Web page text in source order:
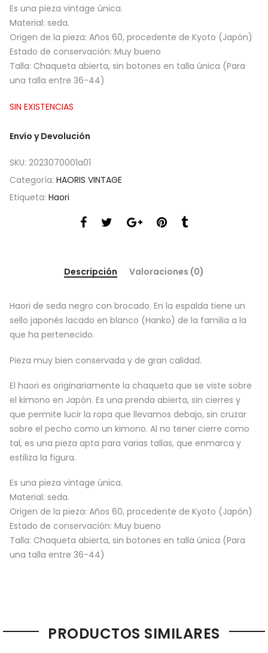
Es una pieza vintage única.
Material: seda.
Origen de la pieza: Años 60, procedente de Kyoto (Japón)
Estado de conservación: Muy bueno
Talla: Chaqueta abierta, sin botones en talla única (Para
una talla entre 36-44)
SIN EXISTENCIAS
Envío y Devolución
SKU: 2023070001a01
Categoría: HAORIS VINTAGE
Etiqueta: Haori
Descripción Valoraciones (0)
Haori de seda negro con brocado. En la espalda tiene un
sello japonés lacado en blanco (Hanko) de la familia a la
que ha pertenecido.
Pieza muy bien conservada y de gran calidad.
El haori es originariamente la chaqueta que se viste sobre
el kimono en Japón. Es una prenda abierta, sin cierres y
que permite lucir la ropa que llevamos debajo, sin cruzar
sobre el pecho como un kimono. Al no tener cierre como
tal, es una pieza apta para varias tallas, que enmarca y
estiliza la figura.
Es una pieza vintage única.
Material: seda.
Origen de la pieza: Años 60, procedente de Kyoto (Japón)
Estado de conservación: Muy bueno
Talla: Chaqueta abierta, sin botones en talla única (Para
una talla entre 36-44)
PRODUCTOS SIMILARES